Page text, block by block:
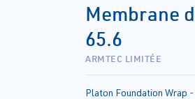
Membrane
65.6
ARMTEC LIMITÉE
Platon Foundation Wrap